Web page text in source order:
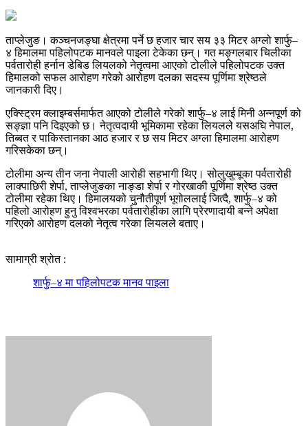
ताप्लेजुङ। कञ्चनजङ्घा क्षेत्रमा पर्ने छ हजार चार सय ३३ मिटर अग्लो शार्फु–
४ हिमालमा पहिलोपटक मानवले पाइला टेकेका छन्। गत मङ्गलबार चिलीका
पर्वतारोही हर्नान डेबिड लियलको नेतृत्वमा आएको टोलीले पहिलोपटक उक्त
हिमालको सफल आरोहण गरेको आरोहण दलका सदस्य पूर्णिमा श्रेष्ठले
जानकारी दिए।
एक्स्ट्रिम क्लाइम्बर्समार्फत आएको टोलीले गरेको शार्फु–४ लाई मिनी अन्नपूर्ण को
सङ्ज्ञा पनि दिइएको छ। नेतृत्वदायी भूमिकामा रहेका लियलले यसअघि नेपाल,
तिब्बत र पाकिस्तानका आठ हजार र छ सय मिटर अग्ला हिमालमा आरोहण
गरिसकेका छन्।
टोलीमा अन्य तीन जना नेपाली आरोही सहभागी थिए। सोलुखुम्बूका पर्वतारोही
लाक्पाछिरी शेर्पा, ताप्लेजुङका नाङ्डा शेर्पा र गोरखाकी पूर्णिमा श्रेष्ठ उक्त
टोलीमा रहेका थिए। हिमालयको चुनौतीपूर्ण भूगोललाई जित्दै, शार्फु–४ को
पहिलो आरोहण हुनु विश्वभरका पर्वतारोहीका लागि प्रेरणादायी बन्ने अपेक्षा
गरिएको आरोहण दलको नेतृत्व गरेका लियलले बताए।
सामाग्री श्रोत :
शार्फु–४ मा पहिलोपटक मानव पाइला